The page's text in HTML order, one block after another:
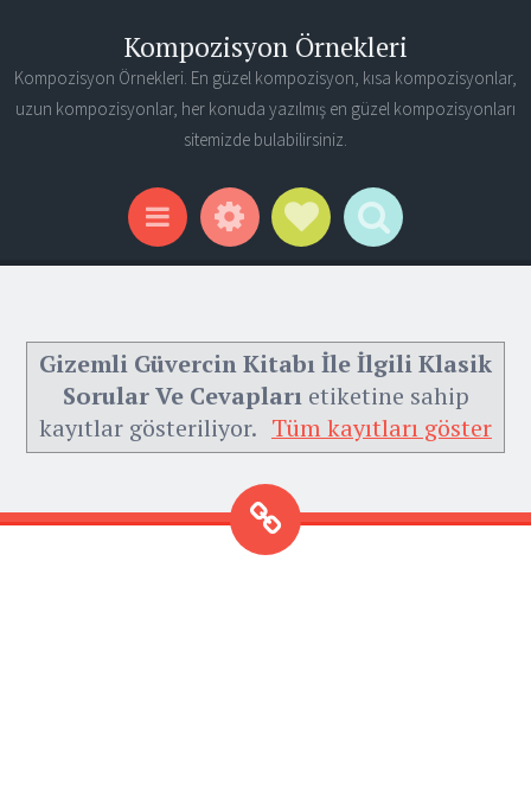
Kompozisyon Örnekleri
Kompozisyon Örnekleri. En güzel kompozisyon, kısa kompozisyonlar,
uzun kompozisyonlar, her konuda yazılmış en güzel kompozisyonları
sitemizde bulabilirsiniz.
Menu WidgetsSocial Links
Search
Gizemli Güvercin Kitabı İle İlgili Klasik
Sorular Ve Cevaplarıetiketine sahip
kayıtlar gösteriliyor. Tüm kayıtları göster